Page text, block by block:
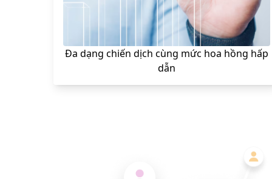
Đa dạng chiến dịch cùng mức hoa hồng hấp
dẫn